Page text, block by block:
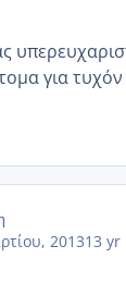
για τυχόν
201313 yr